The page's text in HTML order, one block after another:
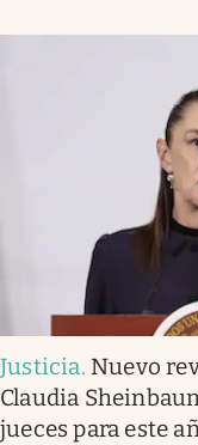
Justicia. Nuevo
Claudia
jueces para este